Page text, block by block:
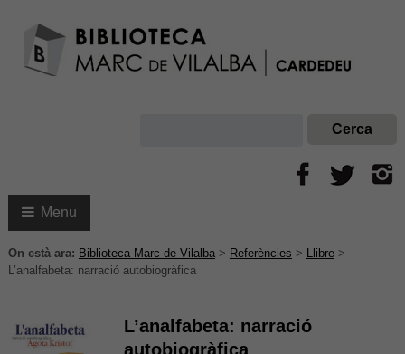
Menu
On està ara: Biblioteca Marc de Vilalba> Referències > Llibre>
L’analfabeta: narració autobiogràfica
L’analfabeta: narració
autobiogràfica